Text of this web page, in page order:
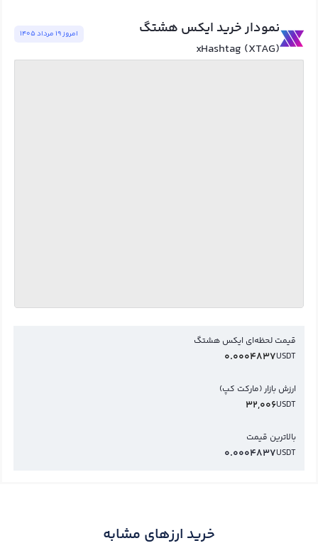
نمودار خرید ایکس هشتگ
xHashtag (XTAG)
امروز ١٩ مرداد ١٤٠٥
قیمت لحظه‌ای ایکس هشتگ
USDT
0.0004837
ارزش بازار (مارکت کپ)
USDT
32,006
بالاترین قیمت
USDT
0.0004837
خرید ارزهای مشابه